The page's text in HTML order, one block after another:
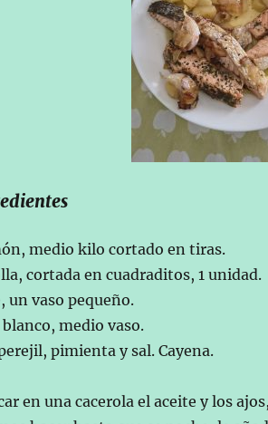
medio kilo cortado en tiras.
cortada en cuadraditos, 1 unidad.
un vaso pequeño.
medio vaso.
pimienta y sal. Cayena.
en una cacerola el aceite y los